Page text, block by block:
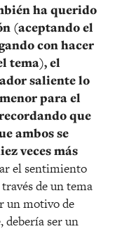
ha querido
(aceptando el
con hacer
tema), el
saliente lo
para el
que
ambos se
veces más
el sentimiento
de un tema
un motivo de
debería ser un